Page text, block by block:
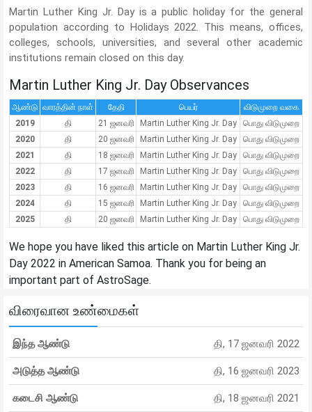
Martin Luther King Jr. Day is a public holiday for the general
population according to Holidays 2022. This means, offices,
colleges, schools, universities, and several other academic
institutions remain closed on this day.
Martin Luther King Jr. Day Observances
ஆண்டு வாரத்தின் நாள் தேதி பெயர்
விடுமுறை வகை
2019
தி 21 ஜனவரி Martin Luther King Jr. Day
பொது விடுமுறை
2020
தி 20 ஜனவரி Martin Luther King Jr. Day
பொது விடுமுறை
2021
தி 18 ஜனவரி Martin Luther King Jr. Day
பொது விடுமுறை
2022
தி 17 ஜனவரி Martin Luther King Jr. Day
பொது விடுமுறை
2023
தி 16 ஜனவரி Martin Luther King Jr. Day
பொது விடுமுறை
2024
தி 15 ஜனவரி Martin Luther King Jr. Day
பொது விடுமுறை
2025
தி 20 ஜனவரி Martin Luther King Jr. Day பொது விடுமுறை
We hope you have liked this article on Martin Luther King Jr.
Day 2022 in American Samoa. Thank you for being an
important part of AstroSage.
விரைவான உண்மைகள்
இந்த ஆண்டு தி, 17 ஜனவரி 2022
அடுத்த ஆண்டு தி, 16 ஜனவரி 2023
கடைசி ஆண்டு தி, 18 ஜனவரி 2021